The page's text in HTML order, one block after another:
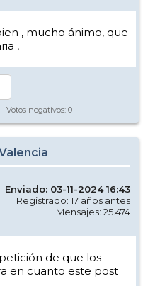
, mucho ánimo, que
,
- Votos negativos: 0
Enviado: 03-11-2024 16:43
Registrado: 17 años antes
Mensajes: 25.474
de que los
en cuanto este post